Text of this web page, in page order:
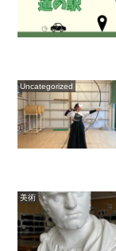
Uncategorized
美術